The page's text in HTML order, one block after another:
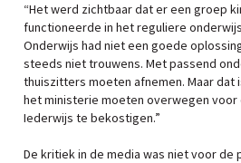
“Het werd zichtbaar dat er een groep
functioneerde in het reguliere
Onderwijs had niet een goede
steeds niet trouwens. Met passend
thuiszitters moeten afnemen. Maar dat
het ministerie moeten overwegen
Iederwijs te bekostigen.”
De kritiek in de media was niet voor de